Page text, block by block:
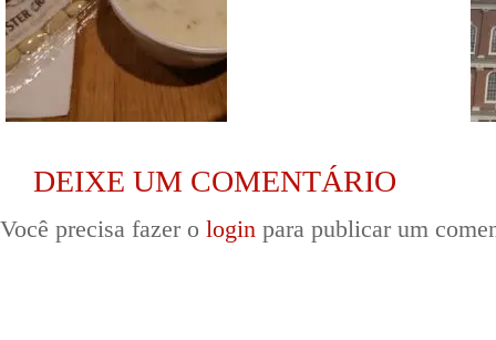
DEIXE UM COMENTÁRIO
Você precisa fazer o login para publicar um